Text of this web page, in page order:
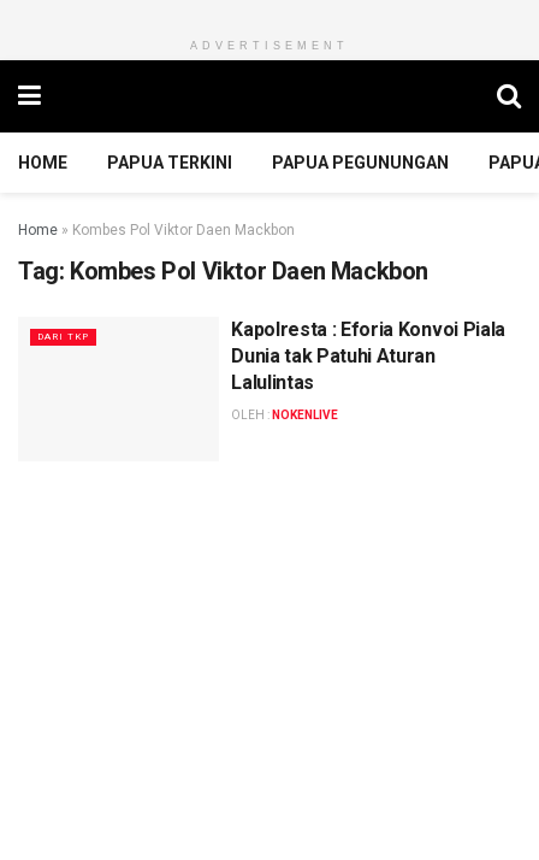
ADVERTISEMENT
HOME PAPUA TERKINI PAPUA PEGUNUNGAN
Home » Kombes Pol Viktor Daen Mackbon
Tag: Kombes Pol Viktor Daen Mackbon
DARI TKP
Kapolresta : Eforia Konvoi Piala
Dunia tak Patuhi Aturan
Lalulintas
OLEH : NOKENLIVE